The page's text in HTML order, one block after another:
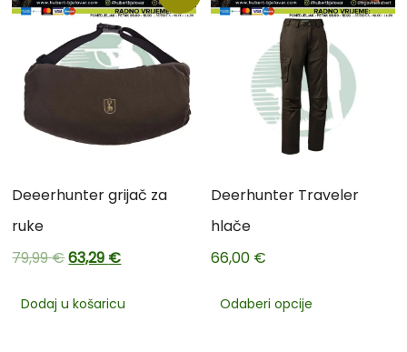
Deeerhunter grijač za
ruke
79,99€63,29 €
Dodaj u košaricu
Deerhunter Traveler
hlače
66,00 €
Odaberi opcije